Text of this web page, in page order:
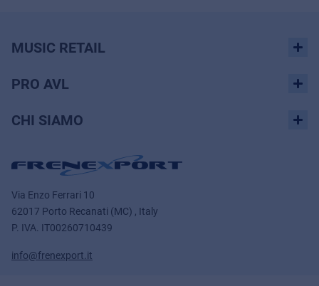
MUSIC RETAIL
PRO AVL
CHI SIAMO
Via Enzo Ferrari 10
62017 Porto Recanati (MC) , Italy
P. IVA. IT00260710439
info@frenexport.it